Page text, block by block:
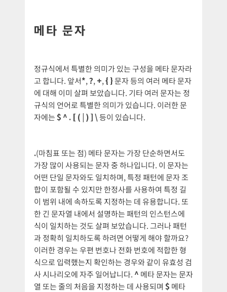
메타 문자
정규식에서 특별한 의미가 있는 구성을 메타 문자라
고 합니다. 앞서*,?, +,{}문자 등의 여러 메타 문자
에 대해 이미 살펴 보았습니다. 기타 여러 문자는 정
규식의 언어로 특별한 의미가 있습니다. 이러한 문
자에는$ ^ . [ ( | ) ]\등이 있습니다.
.(마침표 또는 점) 메타 문자는 가장 단순하면서도
가장 많이 사용되는 문자 중 하나입니다. 이 문자는
어떤 단일 문자와도 일치하며, 특정 패턴에 문자 조
합이 포함될 수 있지만 한정사를 사용하여 특정 길
이 범위 내에 속하도록 지정하는 데 유용합니다. 또
한 긴 문자열 내에서 설명하는 패턴의 인스턴스에
식이 일치하는 것도 살펴 보았습니다. 그러나 패턴
과 정확히 일치하도록 하려면 어떻게 해야 할까요?
이러한 경우는 우편 번호나 전화 번호에 적합한 형
식으로 입력했는지 확인하는 경우와 같이 유효성 검
사 시나리오에 자주 일어납니다. ^ 메타 문자는 문자
열 또는 줄의 처음을 지정하는 데 사용되며 $ 메타